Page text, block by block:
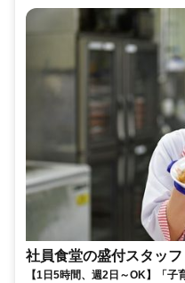
社員食堂の盛付スタッフ
【1日5時間、週2日～OK】「